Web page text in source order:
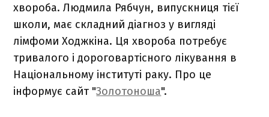
хвороба. Людмила Рябчун, випускниця тієї
школи, має складний діагноз у вигляді
лімфоми Ходжкіна. Ця хвороба потребує
тривалого і дороговартісного лікування в
Національному інституті раку. Про це
інформує сайт "Золотоноша".